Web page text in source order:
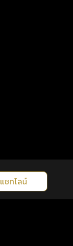
แชทไลน์
บการณ์ที่ดี
คลิกดูดวงฟรี